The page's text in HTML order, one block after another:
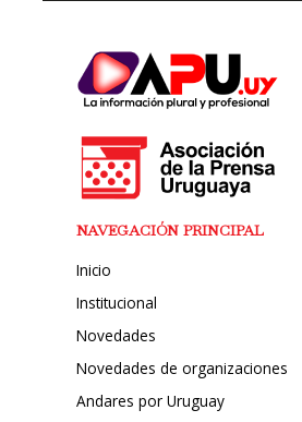
NAVEGACIÓN PRINCIPAL
Inicio
Institucional
Novedades
Novedades de organizaciones
Andares por Uruguay